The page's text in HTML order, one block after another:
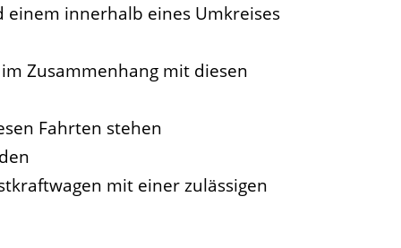
innerhalb eines Umkreises
Zusammenhang mit diesen
Fahrten stehen
mit einer zulässigen